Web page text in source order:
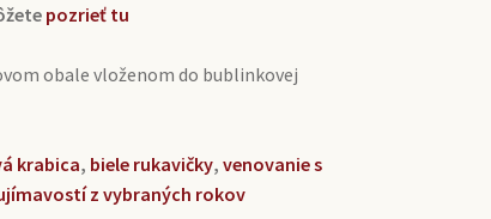
pozrieť tu
obale vloženom do bublinkovej
krabica, biele rukavičky,venovanie s
z vybraných rokov